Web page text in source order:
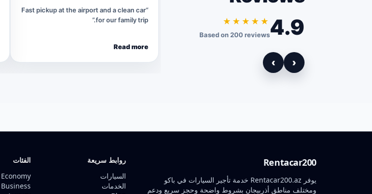
4.9
★★★★★
Based on 200 reviews
‹
›
“Fast pickup at the airport and a clean car
for our family trip.”
Read more
Rentacar200
يوفر Rentacar200.az خدمة تأجير السيارات في باكو
ومختلف مناطق أذربيجان بشروط واضحة وحجز سريع ودعم
روابط سريعة
السيارات
الخدمات
الفئات
Economy
Business